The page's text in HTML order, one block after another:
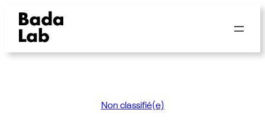
Non classifié(e)